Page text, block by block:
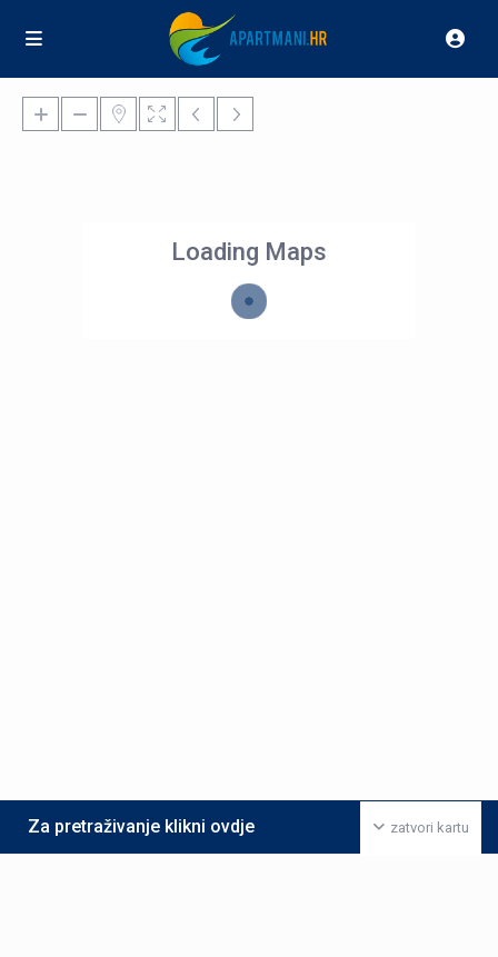
Loading Maps
zatvori kartu
Za pretraživanje klikni ovdje